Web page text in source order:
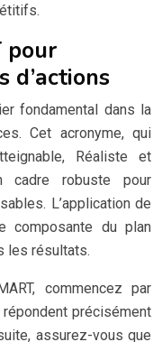
pour
d’actions
fondamental dans la
Cet acronyme, qui
Réaliste et
cadre robuste pour
L’application de
composante du plan
les résultats.
commencez par
répondent précisément
assurez-vous que